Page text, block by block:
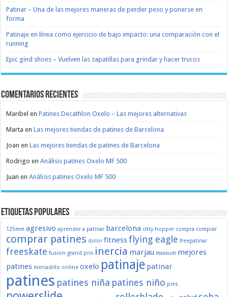
Patinar – Una de las mejores maneras de perder peso y ponerse en
forma
Patinaje en línea como ejercicio de bajo impacto: una comparación con el
running
Epic gind shoes – Vuelven las zapatillas para grindar y hacer trucos
Comentarios recientes
Maribel enPatines Decathlon Oxelo – Las mejores alternativas
Marta enLas mejores tiendas de patines de Barcelona
Joan enLas mejores tiendas de patines de Barcelona
Rodrigo enAnálisis patines Oxelo MF 500
Juan enAnálisis patines Oxelo MF 500
Etiquetas populares
125mm agresivo aprender a patinar barcelona citty hopper compra comprar
comprar patines dolor fitnessflying eagle freepatinar
freeskate fusion grand prix inercia marjau maxxum mejores
patines mercadillo online oxelo patinaje patinar
patines patines niña patines niño pies